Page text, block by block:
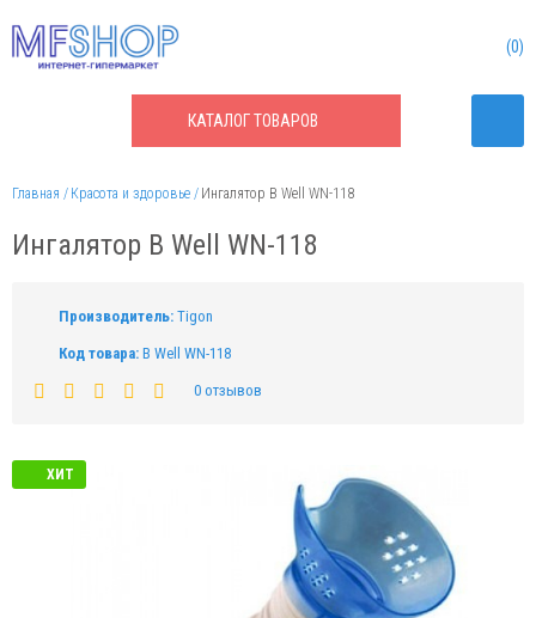
КАТАЛОГТОВАРОВ
0
Главная Красота и здоровье Ингалятор B Well WN-118
Ингалятор B Well WN-118
Производитель: Tigon
Код товара: B Well WN-118
0 отзывов
ХИТ